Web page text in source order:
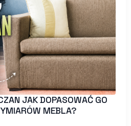
JAK DOPASOWAĆ GO
MEBLA?